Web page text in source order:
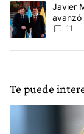
Un artículo deJavier
avanzó
11